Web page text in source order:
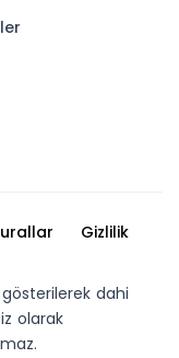
Gizlilik
dahi
olarak